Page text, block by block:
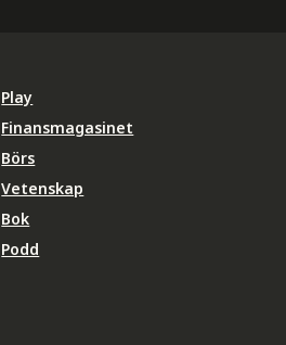
Play
Finansmagasinet
Börs
Vetenskap
Bok
Podd